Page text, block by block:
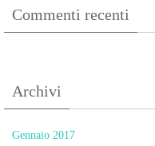
Commenti recenti
Archivi
Gennaio 2017